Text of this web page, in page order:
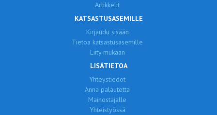
Artikkelit
KATSASTUSASEMILLE
Kirjaudu sisään
Tietoa katsastusasemille
Liity mukaan
LISÄTIETOA
Yhteystiedot
Anna palautetta
Mainostajalle
Yhteistyössä